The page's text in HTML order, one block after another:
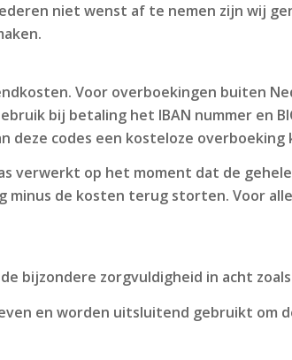
niet wenst af te nemen zijn wij
Voor overboekingen buiten
bij betaling het IBAN nummer en
deze codes een kosteloze overboeking
verwerkt op het moment dat de
de kosten terug storten. Voor
bijzondere zorgvuldigheid in acht
en worden uitsluitend gebruikt om